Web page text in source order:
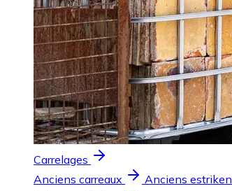
Carrelages
Anciens carreaux
Anciens estriken